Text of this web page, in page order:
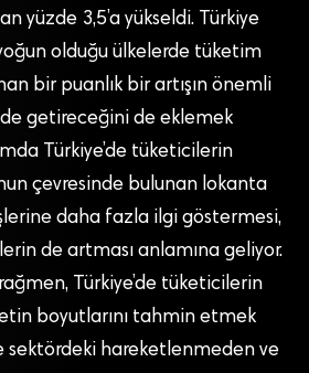
yüzde 3,5’a yükseldi. Türkiye
olduğu ülkelerde tüketim
bir puanlık bir artışın önemli
getireceğini de eklemek
Türkiye’de tüketicilerin
çevresinde bulunan lokanta
daha fazla ilgi göstermesi,
de artması anlamına geliyor.
Türkiye’de tüketicilerin
boyutlarını tahmin etmek
sektördeki hareketlenmeden ve